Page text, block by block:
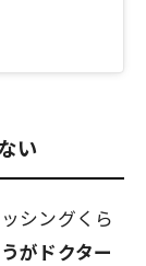
い
シングくら
がドクター